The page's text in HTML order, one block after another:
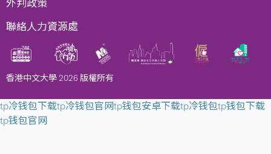
外判政策
聯絡人力資源處
香港中文大學 2026 版權所有
tp冷钱包下载tp冷钱包官网tp钱包安卓下载tp冷钱包tp钱包下载
tp钱包官网